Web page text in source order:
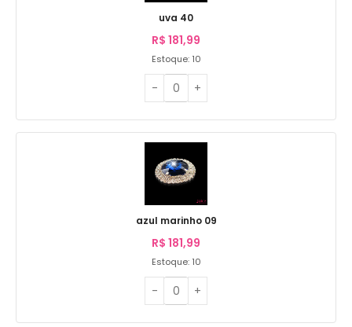
uva 40
R$ 181,99
Estoque: 10
azul marinho 09
R$ 181,99
Estoque: 10